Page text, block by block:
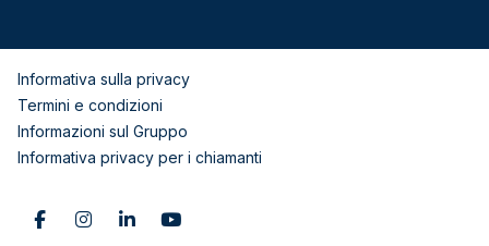
Informativa sulla privacy
Termini e condizioni
Informazioni sul Gruppo
Informativa privacy per i chiamanti